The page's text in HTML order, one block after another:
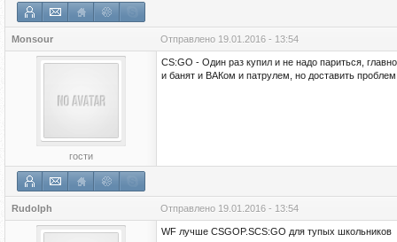
Monsour Отправлено 19.01.2016 - 13:54
гости
CS:GO - Один раз купил и не надо париться,
и банят и ВАКом и патрулем, но доставить
Rudolph Отправлено 19.01.2016 - 13:54
WF лучше CSGOP.SCS:GO для тупых школьников